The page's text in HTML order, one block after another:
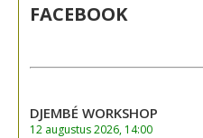
FACEBOOK
DJEMBÉ WORKSHOP
12 augustus 2026, 14:00